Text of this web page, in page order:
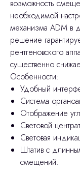
возможность
необходимой
механизма ADM в
решение
рентгеновского
существенно
Особенности:
Удобный
Система
Отображение
Световой
Световая
Штатив с
смещений.